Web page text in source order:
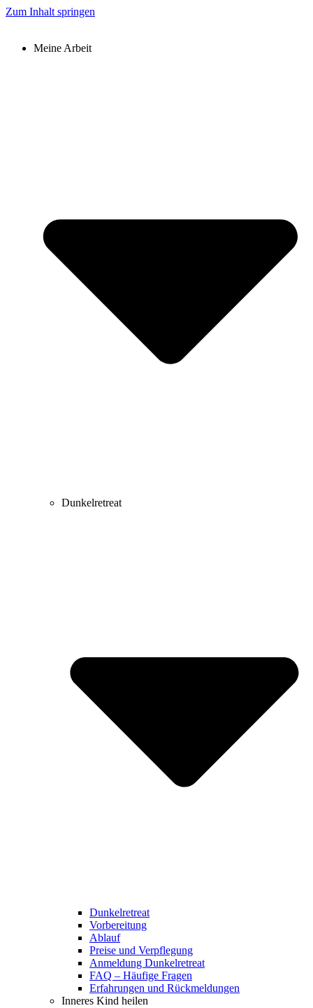
Zum Inhalt springen
Meine Arbeit
Dunkelretreat
Dunkelretreat
Vorbereitung
Ablauf
Preise und Verpflegung
Anmeldung Dunkelretreat
FAQ – Häufige Fragen
Erfahrungen und Rückmeldungen
Inneres Kind heilen